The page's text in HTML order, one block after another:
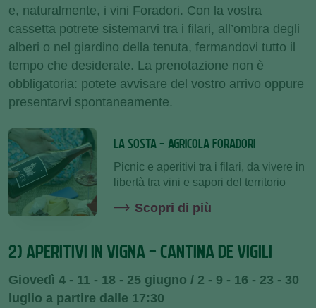
e, naturalmente, i vini Foradori. Con la vostra
cassetta potrete sistemarvi tra i filari, all’ombra degli
alberi o nel giardino della tenuta, fermandovi tutto il
tempo che desiderate. La prenotazione non è
obbligatoria: potete avvisare del vostro arrivo oppure
presentarvi spontaneamente.
LA SOSTA - AGRICOLA FORADORI
Picnic e aperitivi tra i filari, da vivere in
libertà tra vini e sapori del territorio
Scopri di più
2) APERITIVI IN VIGNA - CANTINA DE VIGILI
Giovedì 4 - 11 - 18 - 25 giugno / 2 - 9 - 16 - 23 - 30
luglio a partire dalle 17:30